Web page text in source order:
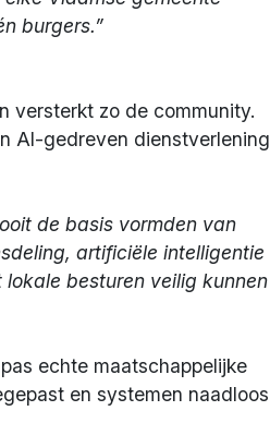
burgers.”
versterkt zo de community.
AI-gedreven dienstverlening
de basis vormden van
artificiële intelligentie
besturen veilig kunnen
echte maatschappelijke
en systemen naadloos